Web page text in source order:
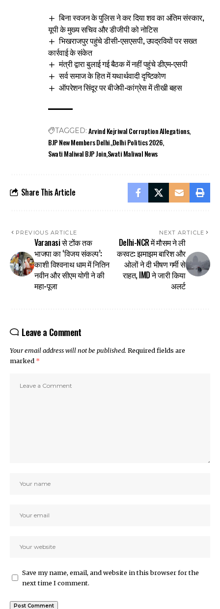
बिना स्वजन के पुलिस ने कर दिया शव का अंतिम संस्कार,
यूपी के मुख्य सचिव और डीजीपी को नोटिस
भिखराजपुर पहुंचे डीसी-एसएसपी, उपद्रवियों पर सख्त
कार्रवाई के संकेत
मंत्री द्वारा बुलाई गई बैठक में नहीं पहुंचे डीएम-एसपी
सर्व समाज के हित में यथार्थवादी दृष्टिकोण
ऑपरेशन सिंदूर पर बीजेपी-कांग्रेस में तीखी बहस
TAGGED: Arvind Kejriwal Corruption Allegations
BJP New Members Delhi.Delhi Politics 2026
Swati Maliwal BJP JoinSwati Maliwal News
Share This Article
PREVIOUS ARTICLE
Varanasi से टोंक तक
भाजपा का ‘विजय संकल्प’:
काशी विश्वनाथ धाम में नितिन
नवीन और सीएम योगी ने की
महा-पूजा
NEXT ARTICLE
Delhi-NCR में मौसम ने ली
करवट: झमाझम बारिश और
ओलों ने दी भीषण गर्मी से
राहत, IMD ने जारी किया
अलर्ट
Leave a Comment
Your email address will not be published. Required fields are
marked *
Save my name, email, and website in this browser for the
next time I comment.